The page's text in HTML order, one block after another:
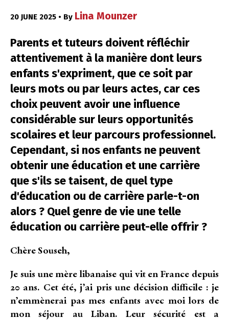
20 JUNE 2025 • By Lina Mounzer
Parents et tuteurs doivent réfléchir
attentivement à la manière dont leurs
enfants s'expriment, que ce soit par
leurs mots ou par leurs actes, car ces
choix peuvent avoir une influence
considérable sur leurs opportunités
scolaires et leur parcours professionnel.
Cependant, si nos enfants ne peuvent
obtenir une éducation et une carrière
que s'ils se taisent, de quel type
d'éducation ou de carrière parle-t-on
alors ? Quel genre de vie une telle
éducation ou carrière peut-elle offrir ?
Chère Souseh,
Je suis une mère libanaise qui vit en France depuis
20 ans. Cet été, j’ai pris une décision difficile : je
n’emmènerai pas mes enfants avec moi lors de
mon séjour au Liban. Leur sécurité est a